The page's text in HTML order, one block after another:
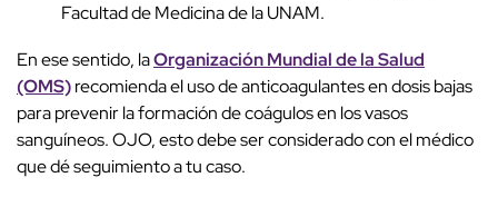
Facultad de Medicina de la UNAM.
En ese sentido, laOrganización Mundial de la Salud
(OMS)recomienda el uso de anticoagulantes en dosis bajas
para prevenir la formación de coágulos en los vasos
sanguíneos. OJO, esto debe ser considerado con el médico
que dé seguimiento a tu caso.